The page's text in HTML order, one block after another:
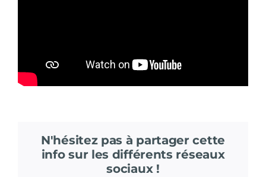
N'hésitez pas à partager cette
info sur les différents réseaux
sociaux !